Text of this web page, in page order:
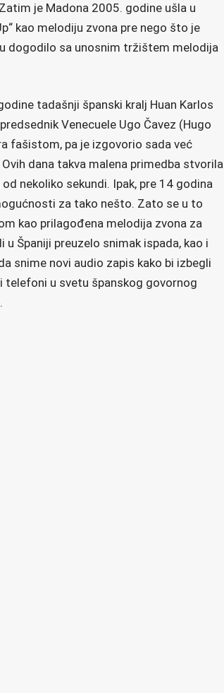
je Madona 2005. godine ušla u
kao melodiju zvona pre nego što je
dogodilo sa unosnim tržištem melodija
tadašnji španski kralj Huan Karlos
Venecuele Ugo Čavez (Hugo
fašistom, pa je izgovorio sada već
dana takva malena primedba stvorila
nekoliko sekundi. Ipak, pre 14 godina
za tako nešto. Zato se u to
kao prilagođena melodija zvona za
Španiji preuzelo snimak ispada, kao i
snime novi audio zapis kako bi izbegli
telefoni u svetu španskog govornog